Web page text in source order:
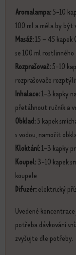
Aromalampa:5-10
100 ml a měla by být
Masáž:15 – 45
se 100 ml rostlinného
Rozprašovač:5-10
rozprašovače
Inhalace:1-3 kapky
přetáhnout ručník a
Obklad:5 kapek
s vodou, namočit
Kloktání:1-3 kapky
Koupel:3-10 kapek
koupele
Difuzér:elektrický
Uvedené
potřeba dávkování
zvyšujte dle potřeby.